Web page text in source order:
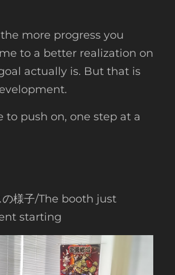
more progress you
to a better realization on
actually is. But that is
to push on, one step at a
の様子/The booth just
starting